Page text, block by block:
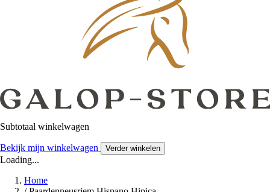
Subtotaal winkelwagen
Bekijk mijn winkelwagen Verder winkelen
Loading...
Home